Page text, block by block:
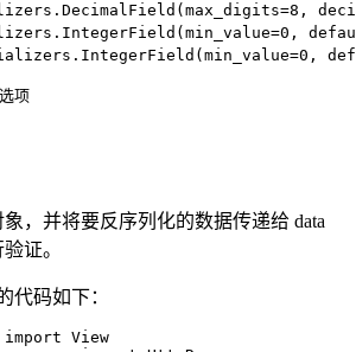
. DecimalField ( max_digits=8 ,
. IntegerField ( min_value=0 ,
. IntegerField ( min_value=0 ,
项
，并将要反序列化的数据传递给 data
证。
代码如下：
import